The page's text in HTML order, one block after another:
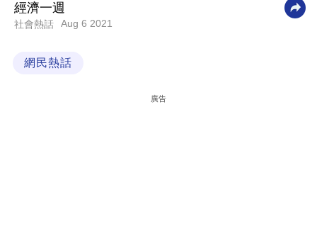
業
經濟一週
社會熱話 Aug 6 2021
網民熱話
廣告